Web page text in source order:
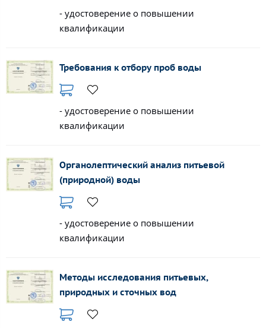
- удостоверение о повышении
квалификации
Требования к отбору проб воды
- удостоверение о повышении
квалификации
Органолептический анализ питьевой
(природной) воды
- удостоверение о повышении
квалификации
Методы исследования питьевых,
природных и сточных вод